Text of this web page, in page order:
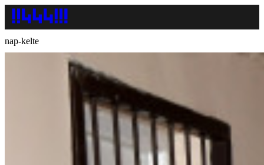
nap-kelte